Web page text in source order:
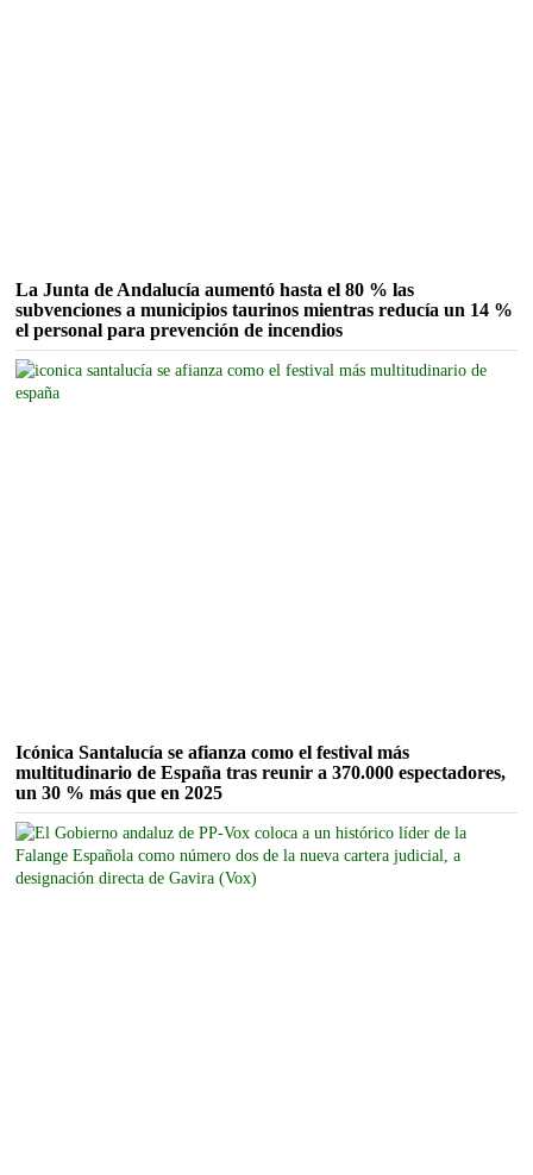
La Junta de Andalucía aumentó hasta el 80 % las
subvenciones a municipios taurinos mientras reducía un 14 %
el personal para prevención de incendios
Icónica Santalucía se afianza como el festival más
multitudinario de España tras reunir a 370.000 espectadores,
un 30 % más que en 2025